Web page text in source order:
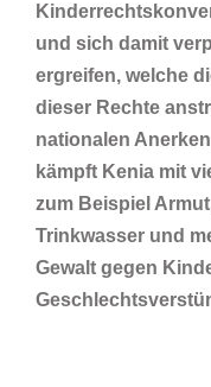
und sich damit
ergreifen, welche
dieser Rechte
nationalen
kämpft Kenia mit
zum Beispiel
Trinkwasser und
Gewalt gegen